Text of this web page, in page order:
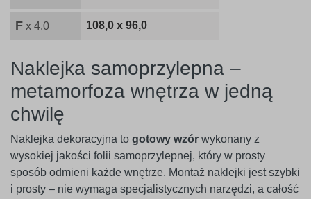
F x 4.0 108,0 x 96,0
Naklejka samoprzylepna –
metamorfoza wnętrza w jedną
chwilę
Naklejka dekoracyjna to gotowy wzór wykonany z
wysokiej jakości folii samoprzylepnej, który w prosty
sposób odmieni każde wnętrze. Montaż naklejki jest szybki
i prosty – nie wymaga specjalistycznych narzędzi, a całość